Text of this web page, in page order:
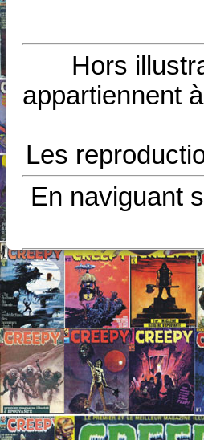
Hors
appartiennent
Les
En naviguant